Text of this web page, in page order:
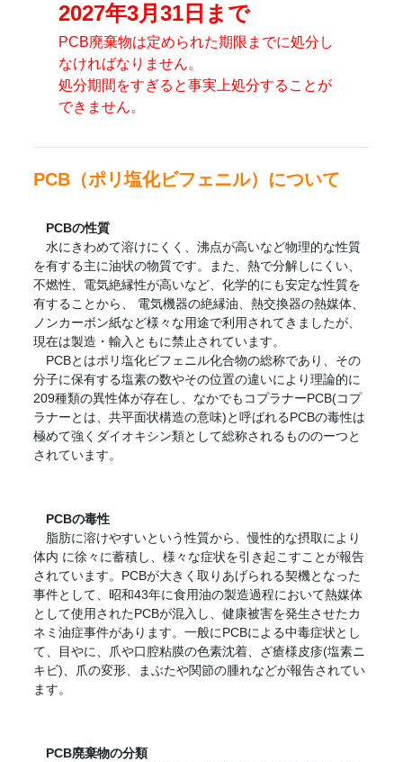
2027年3月31日まで
PCB廃棄物は定められた期限までに処分し
なければなりません。
処分期間をすぎると事実上処分することが
できません。
PCB（ポリ塩化ビフェニル）について
PCBの性質
水にきわめて溶けにくく、沸点が高いなど物理的な性質
を有する主に油状の物質です。また、熱で分解しにくい、
不燃性、電気絶縁性が高いなど、化学的にも安定な性質を
有することから、 電気機器の絶縁油、熱交換器の熱媒体、
ノンカーボン紙など様々な用途で利用されてきましたが、
現在は製造・輸入ともに禁止されています。
PCBとはポリ塩化ビフェニル化合物の総称であり、その
分子に保有する塩素の数やその位置の違いにより理論的に
209種類の異性体が存在し、なかでもコプラナーPCB(コプ
ラナーとは、共平面状構造の意味)と呼ばれるPCBの毒性は
極めて強くダイオキシン類として総称されるもののーつと
されています。
PCBの毒性
脂肪に溶けやすいという性質から、慢性的な摂取により
体内 に徐々に蓄積し、様々な症状を引き起こすことが報告
されています。PCBが大きく取りあげられる契機となった
事件として、昭和43年に食用油の製造過程において熱媒体
として使用されたPCBが混入し、健康被害を発生させたカ
ネミ油症事件があります。一般にPCBによる中毒症状とし
て、目やに、爪や口腔粘膜の色素沈着、ざ瘡様皮疹(塩素ニ
キビ)、爪の変形、まぶたや関節の腫れなどが報告されてい
ます。
PCB廃棄物の分類